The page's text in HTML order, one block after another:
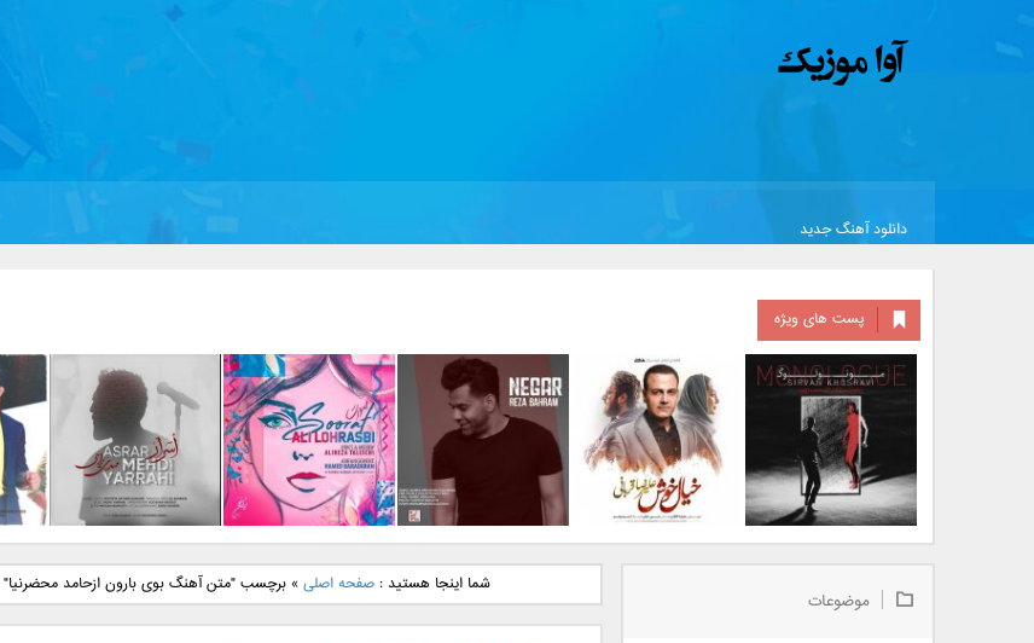
دانلود آهنگ جدید
پست های ویژه
خسروی بنام مونولوگ
دانلود آهنگ جدید علیرضا
دانلود آهنگ جدید رضا
بهرام بنام نگار
دانلود آهنگ جدید علی
لهراسبی بنام صورت
دانلود آهنگ جدید مهدی
یراحی بنام اسرار
شما اینجا هستید :صفحه اصلی »برچسب "متن آهنگ بوی بارون ازحامد محضرنیا"
موضوعات